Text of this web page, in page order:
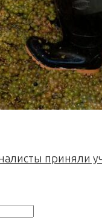
приняли